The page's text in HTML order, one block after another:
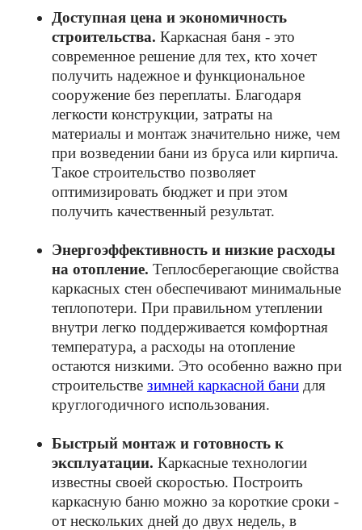
Доступная цена и экономичность
строительства. Каркасная баня - это
современное решение для тех, кто хочет
получить надежное и функциональное
сооружение без переплаты. Благодаря
легкости конструкции, затраты на
материалы и монтаж значительно ниже, чем
при возведении бани из бруса или кирпича.
Такое строительство позволяет
оптимизировать бюджет и при этом
получить качественный результат.
Энергоэффективность и низкие расходы
на отопление. Теплосберегающие свойства
каркасных стен обеспечивают минимальные
теплопотери. При правильном утеплении
внутри легко поддерживается комфортная
температура, а расходы на отопление
остаются низкими. Это особенно важно при
строительстве зимней каркасной бани для
круглогодичного использования.
Быстрый монтаж и готовность к
эксплуатации. Каркасные технологии
известны своей скоростью. Построить
каркасную баню можно за короткие сроки -
от нескольких дней до двух недель, в